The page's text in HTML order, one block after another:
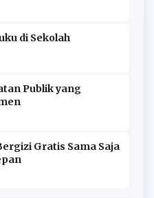
di Sekolah
Publik yang
Gratis Sama Saja